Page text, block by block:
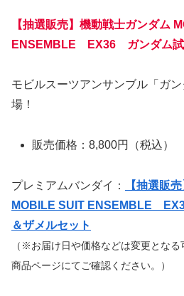
【抽選販売】機動戦士ガンダム
ENSEMBLE EX36 ガンダム試
モビルスーツアンサンブル「ガ
場！
販売価格：8,800円（税込）
プレミアムバンダイ：
【抽選販
MOBILE SUIT ENSEMBLE
＆ザメルセット
（※お届け日や価格などは変更とな
商品ページにてご確認ください。）